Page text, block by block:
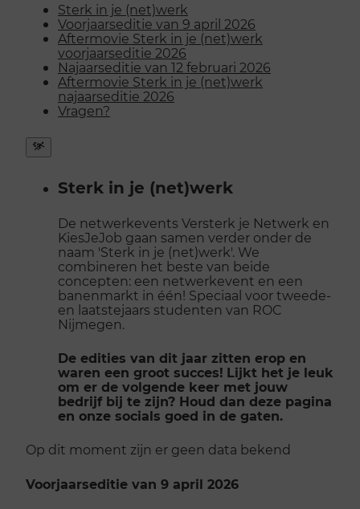
Sterk in je (net)werk
Voorjaarseditie van 9 april 2026
Aftermovie Sterk in je (net)werk
voorjaarseditie 2026
Najaarseditie van 12 februari 2026
Aftermovie Sterk in je (net)werk
najaarseditie 2026
Vragen?
Snel
menuSterk in je (net)werk
De netwerkevents Versterk je Netwerk en
KiesJeJob gaan samen verder onder de
naam 'Sterk in je (net)werk'. We
combineren het beste van beide
concepten: een netwerkevent en een
banenmarkt in één! Speciaal voor tweede-
en laatstejaars studenten van ROC
Nijmegen.
De edities van dit jaar zitten erop en
waren een groot succes! Lijkt het je leuk
om er de volgende keer met jouw
bedrijf bij te zijn? Houd dan deze pagina
en onze socials goed in de gaten.
Op dit moment zijn er geen data bekend
Voorjaarseditie van 9 april 2026